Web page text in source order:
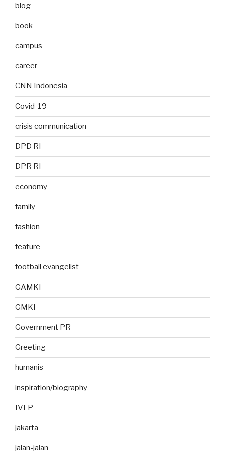
blog
book
campus
career
CNN Indonesia
Covid-19
crisis communication
DPD RI
DPR RI
economy
family
fashion
feature
football evangelist
GAMKI
GMKI
Government PR
Greeting
humanis
inspiration/biography
IVLP
jakarta
jalan-jalan